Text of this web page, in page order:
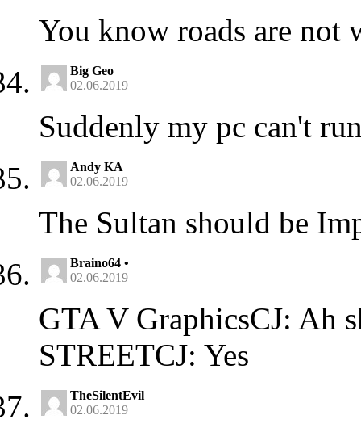
You know roads are not
Big Geo
02.06.2019
Suddenly my pc can't
Andy KA
02.06.2019
The Sultan should be
Braino64 •
02.06.2019
GTA V GraphicsCJ: Ah
STREETCJ: Yes
TheSilentEvil
02.06.2019